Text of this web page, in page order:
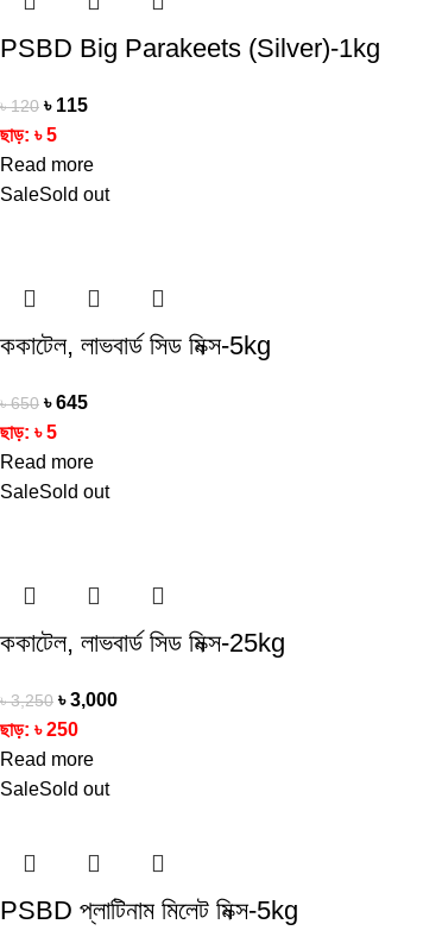
PSBD Big Parakeets (Silver)-1kg
৳120 ৳ 115
ছাড়: ৳5
Read more
SaleSold out
ককাটেল, লাভবার্ড সিড মিক্স-5kg
৳650 ৳645
ছাড়: ৳5
Read more
SaleSold out
ককাটেল, লাভবার্ড সিড মিক্স-25kg
৳3,250 ৳3,000
ছাড়: ৳250
Read more
SaleSold out
PSBD প্লাটিনাম মিলেট মিক্স-5kg